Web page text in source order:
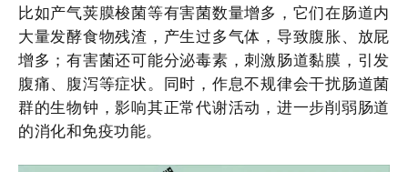
比如产气荚膜梭菌等有害菌数量增多，它们在肠道内
大量发酵食物残渣，产生过多气体，导致腹胀、放屁
增多；有害菌还可能分泌毒素，刺激肠道黏膜，引发
腹痛、腹泻等症状。同时，作息不规律会干扰肠道菌
群的生物钟，影响其正常代谢活动，进一步削弱肠道
的消化和免疫功能。